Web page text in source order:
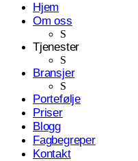
Hjem
Om oss
S
Tjenester
S
Bransjer
S
Portefølje
Priser
Blogg
Fagbegreper
Kontakt